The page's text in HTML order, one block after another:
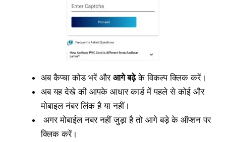
अब कैप्चा कोड भरें और आगे बढ़ेके विकल्प क्लिक करें।
अब यह देखे की आपके आधार कार्ड में पहले से कोई और
मोबाइल नंबर लिंक है या नहीं।
अगर मोबाईल नबर नहीं जुड़ा है तो आगे बड़े के ऑप्शन पर
क्लिक करें।